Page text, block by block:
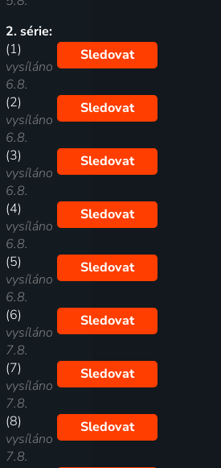
2. série:
(1)
vysíláno
6.8.
Sledovat
(2)
vysíláno
6.8.
Sledovat
(3)
vysíláno
6.8.
Sledovat
(4)
vysíláno
6.8.
Sledovat
(5)
vysíláno
6.8.
Sledovat
(6)
vysíláno
7.8.
Sledovat
(7)
vysíláno
7.8.
Sledovat
(8)
vysíláno
7.8.
Sledovat